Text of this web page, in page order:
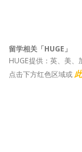
留学相关「HUGE」
HUGE提供：英、美
点击下方红色区域或